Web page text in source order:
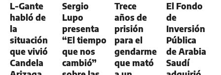
L-Gante
habló de
la
situación
que vivió
Candela
Sergio
Lupo
presenta
“El tiempo
que nos
cambió”
Trece
años de
prisión
para el
gendarme
que mató
El Fondo
de
Inversión
Pública
de Arabia
Saudí